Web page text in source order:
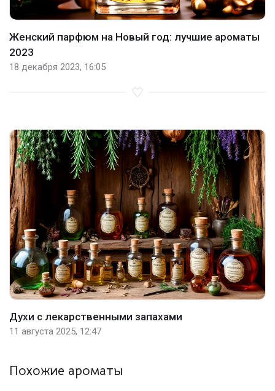
Женский парфюм на Новый год: лучшие ароматы
2023
18 декабря 2023, 16:05
Духи с лекарственными запахами
11 августа 2025, 12:47
Похожие ароматы